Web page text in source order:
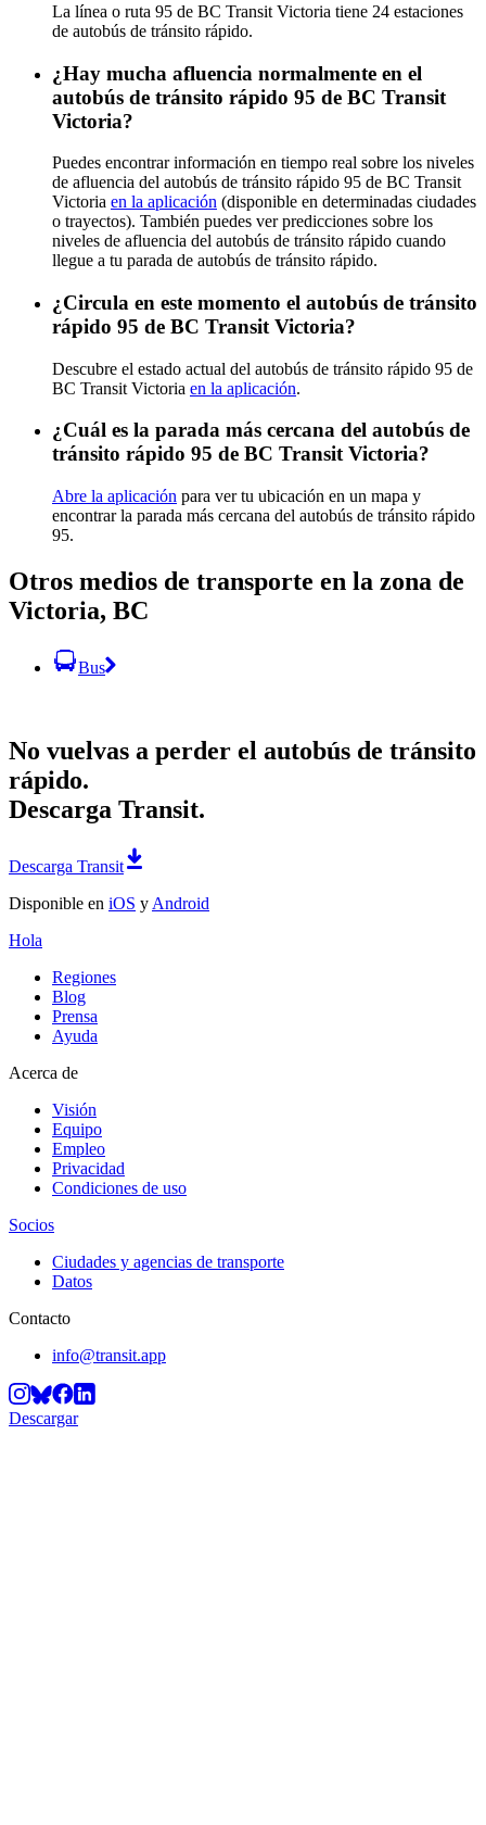
La línea o ruta 95 de BC Transit Victoria tiene 24 estaciones
de autobús de tránsito rápido.
¿Hay mucha afluencia normalmente en el
autobús de tránsito rápido 95 de BC Transit
Victoria?
Puedes encontrar información en tiempo real sobre los niveles
de afluencia del autobús de tránsito rápido 95 de BC Transit
Victoria en la aplicación (disponible en determinadas ciudades
o trayectos). También puedes ver predicciones sobre los
niveles de afluencia del autobús de tránsito rápido cuando
llegue a tu parada de autobús de tránsito rápido.
¿Circula en este momento el autobús de tránsito
rápido 95 de BC Transit Victoria?
Descubre el estado actual del autobús de tránsito rápido 95 de
BC Transit Victoria en la aplicación.
¿Cuál es la parada más cercana del autobús de
tránsito rápido 95 de BC Transit Victoria?
Abre la aplicación para ver tu ubicación en un mapa y
encontrar la parada más cercana del autobús de tránsito rápido
95.
Otros medios de transporte en la zona de
Victoria, BC
Bus
No vuelvas a perder el autobús de tránsito
rápido.
Descarga Transit.
Descarga Transit
Disponible en iOS y Android
Hola
Regiones
Blog
Prensa
Ayuda
Acerca de
Visión
Equipo
Empleo
Privacidad
Condiciones de uso
Socios
Ciudades y agencias de transporte
Datos
Contacto
info@transit.app
Descargar